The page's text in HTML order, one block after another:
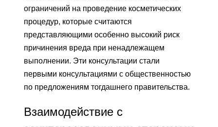
ограничений на проведение косметических
процедур, которые считаются
представляющими особенно высокий риск
причинения вреда при ненадлежащем
выполнении. Эти консультации стали
первыми консультациями с общественностью
по предложениям тогдашнего правительства.
Взаимодействие с